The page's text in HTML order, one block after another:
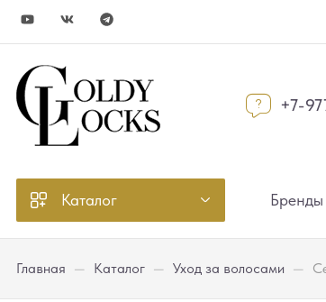
+7-
Каталог Бренды
Главная — Каталог — Уход за волосами —